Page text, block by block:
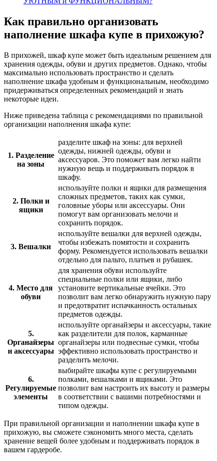
Как правильно организовать
наполнение шкафа купе в прихожую?
В прихожей, шкаф купе может быть идеальным решением для
хранения одежды, обуви и других предметов. Однако, чтобы
максимально использовать пространство и сделать
наполнение шкафа удобным и функциональным, необходимо
придерживаться определенных рекомендаций и знать
некоторые идеи.
Ниже приведена таблица с рекомендациями по правильной
организации наполнения шкафа купе:
1. Разделение
на зоны
разделите шкаф на зоны: для верхней
одежды, нижней одежды, обуви и
аксессуаров. Это поможет вам легко найти
нужную вещь и поддерживать порядок в
шкафу.
2. Полки и
ящики
используйте полки и ящики для размещения
сложных предметов, таких как сумки,
головные уборы или аксессуары. Они
помогут вам организовать мелочи и
сохранить порядок.
3. Вешалки
используйте вешалки для верхней одежды,
чтобы избежать помятости и сохранить
форму. Рекомендуется использовать вешалки
отдельно для пальто, платьев и рубашек.
4. Место для
обуви
для хранения обуви используйте
специальные полки или ящики, либо
установите вертикальные ячейки. Это
позволит вам легко обнаружить нужную пару
и предотвратит испачканность остальных
предметов одежды.
5.
Органайзеры
и аксессуары
используйте органайзеры и аксессуары, такие
как разделители для полок, карманные
органайзеры или подвесные сумки, чтобы
эффективно использовать пространство и
разделить мелочи.
6.
Регулируемые
элементы
выбирайте шкафы купе с регулируемыми
полками, вешалками и ящиками. Это
позволит вам настроить их высоту и размеры
в соответствии с вашими потребностями и
типом одежды.
При правильной организации и наполнении шкафа купе в
прихожую, вы сможете сэкономить много места, сделать
хранение вещей более удобным и поддерживать порядок в
вашем гардеробе.